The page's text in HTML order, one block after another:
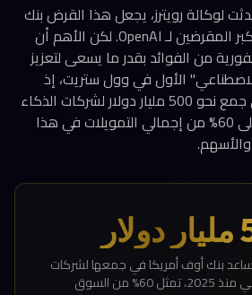
لوكالة رويترز، يجعل هذا القرض بنك
أوف أمريكا واحداً من أكبر المقرضين لـ OpenAI. لكن الأهم أن
من الفوائد بقدر ما يسعى لتعزيز
الأول في وول ستريت، إذ
ساعد منذ عام 2025 في جمع نحو 500 مليار دولار لشركات الذكاء
الاصطناعي، مستحوذاً على 60% من إجمالي التمويلات في هذا
ساعد بنك أوف أمريكا في جمعها لشركات
من السوق